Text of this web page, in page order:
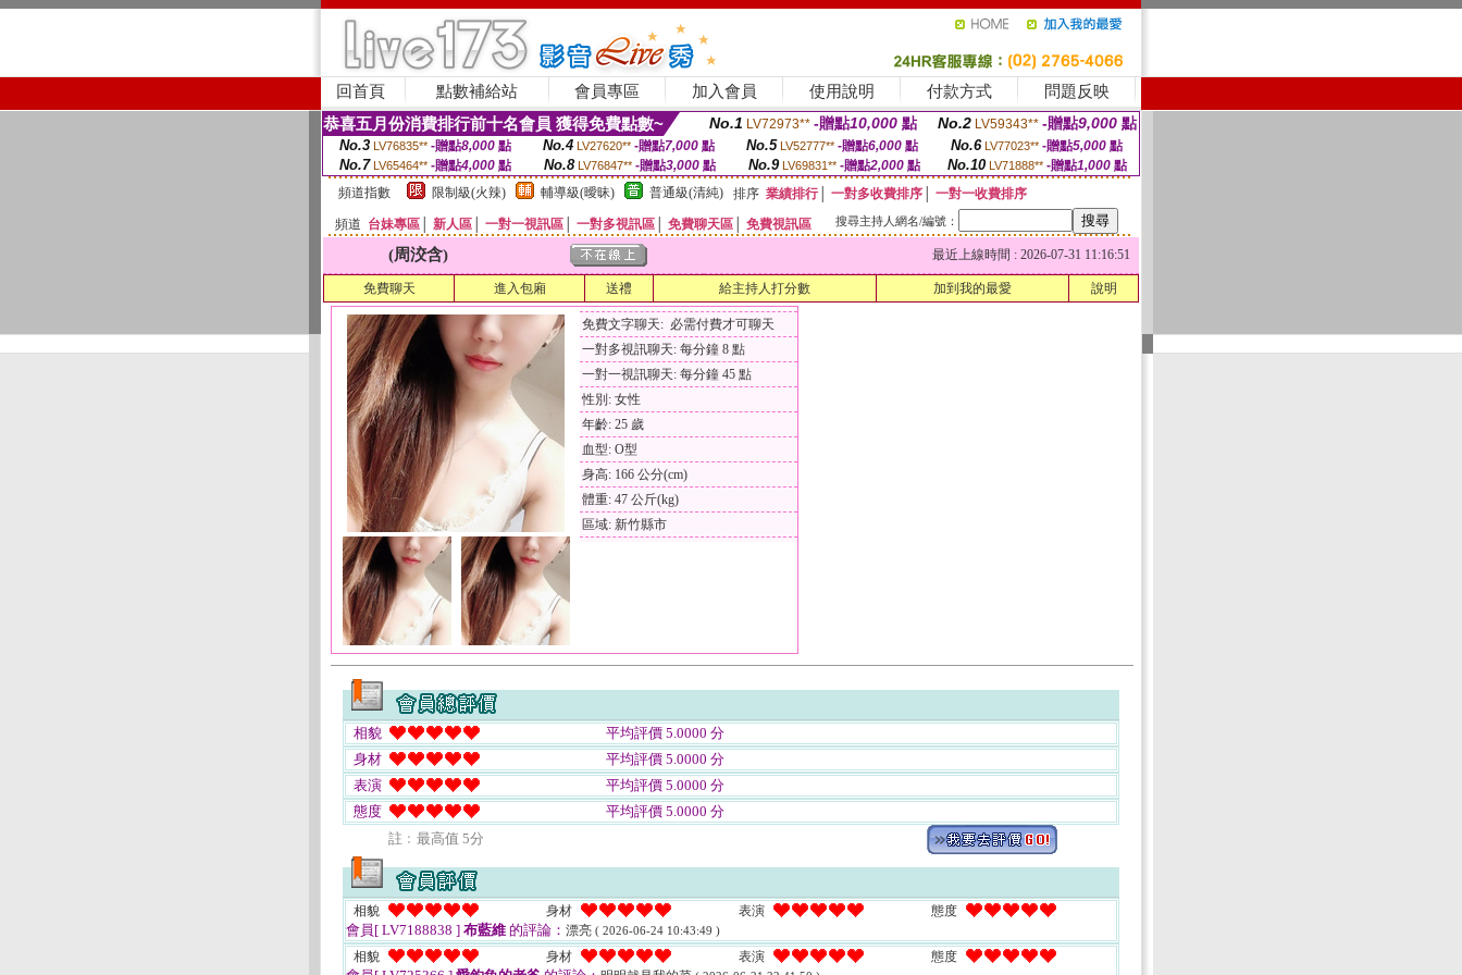
回首頁 點數補給站 會員專區 加入會員 使用說明 付款方式 問題反映
恭喜五月份消費排行前十名會員 獲得免費點數~ No.1 LV72973** -贈點10,000 點 No.2 LV59343** -贈點9,000 點
No.3 LV76835** -贈點8,000點 No.4 LV27620** -贈點7,000點 No.5 LV52777** -贈點6,000點 No.6 LV77023** -贈點5,000點
No.7 LV65464** -贈點4,000 點 No.8 LV76847** -贈點3,000 點 No.9 LV69831** -贈點2,000點 No.10 LV71888** -贈點1,000 點
頻道指數
限制級(火辣) 輔導級(曖昧) 普通級(清純) 排序 業績排行│ 一對多收費排序
一對一收費排序
頻道 台妹專區 新人區 一對一視訊區 一對多視訊區 免費聊天區 免費視訊區 搜尋主持人網名/編號：
(周洨含) 最近上線時間 : 2026-07-31 11:16:51
免費聊天 進入包廂 送禮 給主持人打分數 加到我的最愛 說明
免費文字聊天: 必需付費才可聊天
一對多視訊聊天: 每分鐘 8 點
一對一視訊聊天: 每分鐘 45 點
性別: 女性
年齡: 25 歲
血型: O型
身高: 166 公分(cm)
體重: 47 公斤(kg)
區域: 新竹縣市
相貌
平均評價 5.0000 分
身材
平均評價 5.0000 分
表演
平均評價 5.0000 分
態度
平均評價 5.0000 分
註﹕最高值 5分
相貌 身材 表演 態度
會員[ LV7188838 ] 布藍維 的評論： 漂亮 ( 2026-06-24 10:43:49 )
相貌 身材 表演 態度